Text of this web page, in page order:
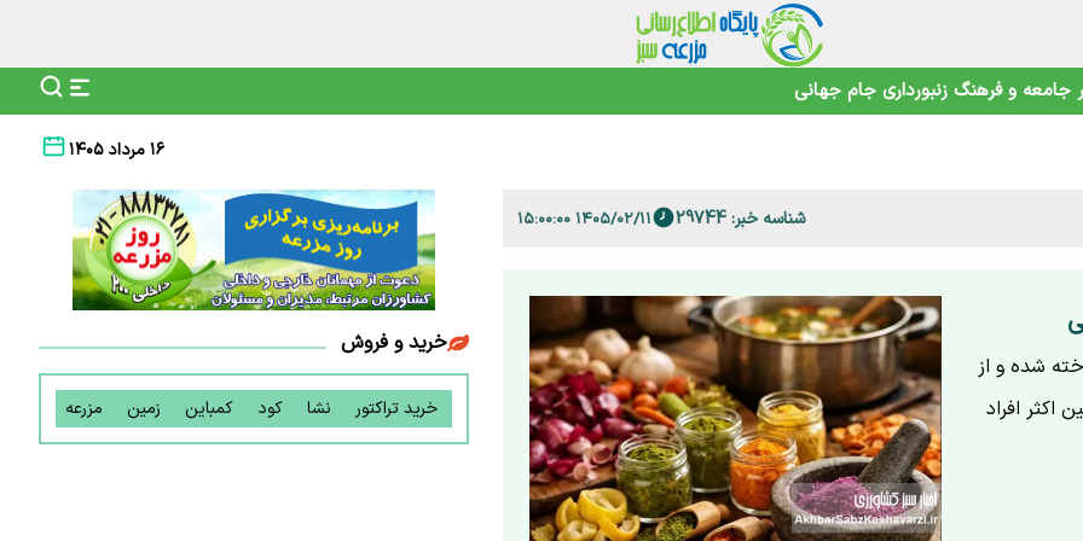
جامعه و فرهنگ زنبورداری جام جهانی
فارس
غذایی در عصر تغییرات اقلیمی
۱۶ مرداد ۱۴۰۵
شناسه خبر: 29744 ۱۴۰۵/۰۲/۱۱ ۱۵:۰۰:۰۰
شده و از
اکثر افراد
خرید و فروش
خرید تراکتور نشا کود کمباین زمین مزرعه